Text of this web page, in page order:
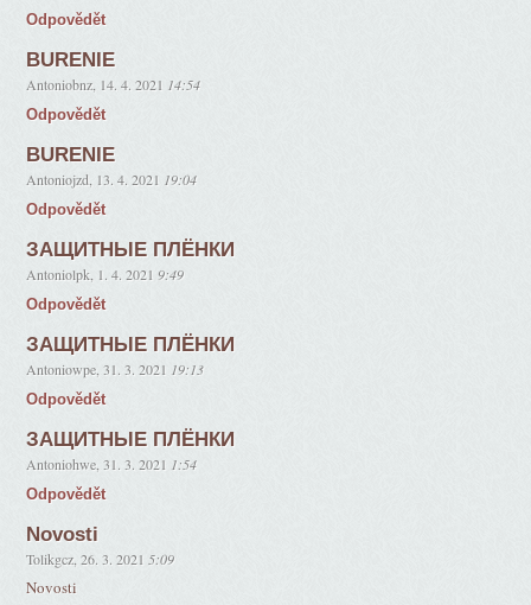
Odpovědět
BURENIE
Antoniobnz 14. 4. 2021 14:54
Odpovědět
BURENIE
Antoniojzd 13. 4. 2021 19:04
Odpovědět
ЗАЩИТНЫЕ ПЛЁНКИ
Antoniolpk 1. 4. 2021 9:49
Odpovědět
ЗАЩИТНЫЕ ПЛЁНКИ
Antoniowpe ,31. 3. 2021 19:13
Odpovědět
ЗАЩИТНЫЕ ПЛЁНКИ
Antoniohwe ,31. 3. 2021 1:54
Odpovědět
Novosti
Tolikgcz ,26. 3. 2021 5:09
Novosti